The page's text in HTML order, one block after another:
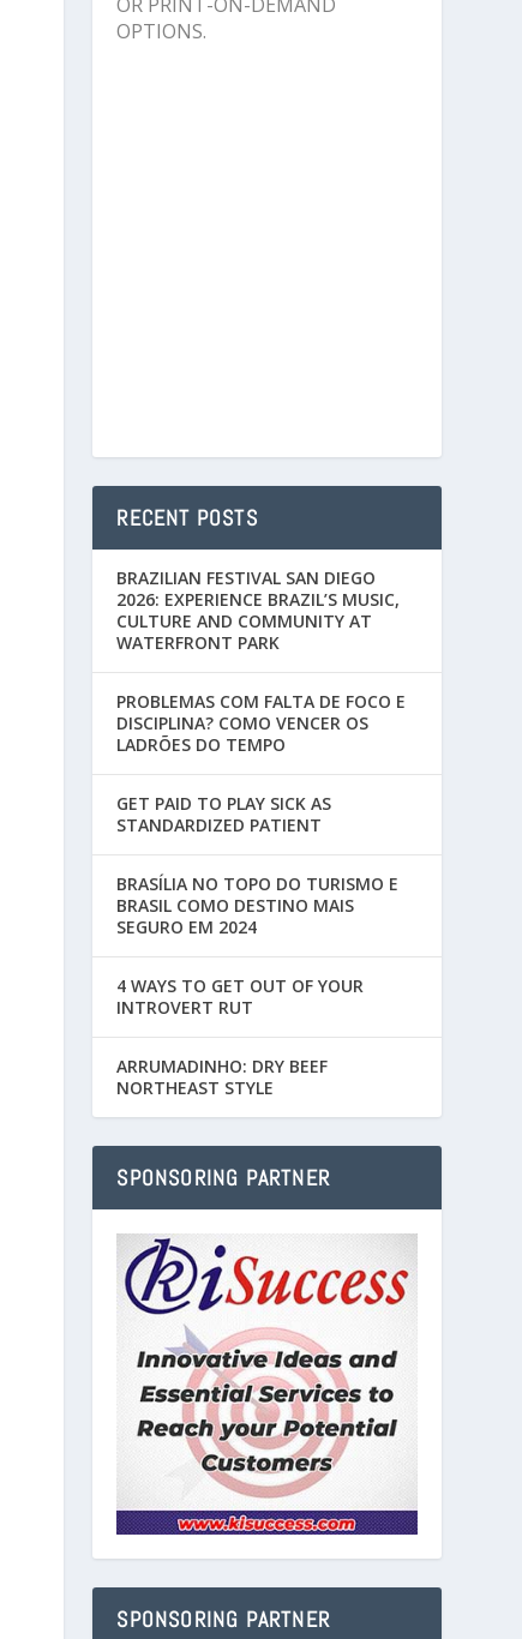
OPTIONS.
RECENT POSTS
BRAZILIAN FESTIVAL SAN DIEGO
2026: EXPERIENCE BRAZIL’S MUSIC,
CULTURE AND COMMUNITY AT
WATERFRONT PARK
PROBLEMAS COM FALTA DE FOCO E
DISCIPLINA? COMO VENCER OS
LADRÕES DO TEMPO
GET PAID TO PLAY SICK AS
STANDARDIZED PATIENT
BRASÍLIA NO TOPO DO TURISMO E
BRASIL COMO DESTINO MAIS
SEGURO EM 2024
4 WAYS TO GET OUT OF YOUR
INTROVERT RUT
ARRUMADINHO: DRY BEEF
NORTHEAST STYLE
SPONSORING PARTNER
SPONSORING PARTNER